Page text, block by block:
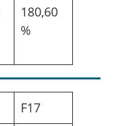
180,60
%
F17